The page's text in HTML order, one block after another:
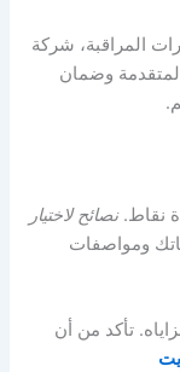
المراقبة، شركة
وضمان
نقاط.نصائح لاختيار
ومواصفات
تأكد من أن